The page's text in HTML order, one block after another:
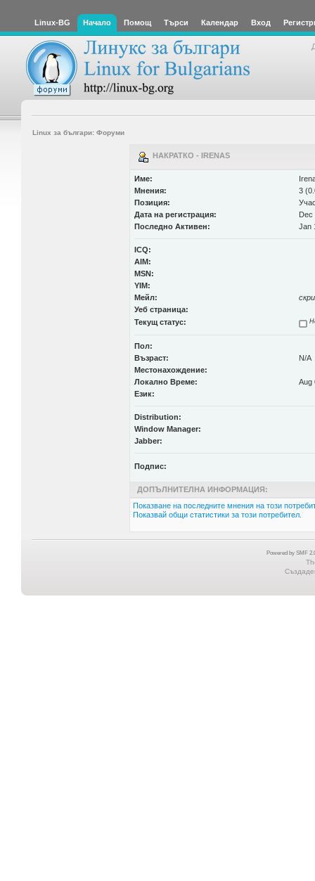
Linux-BG Начало Помощ Търси Календар Вход
Linux за българи: Форуми
НАКРАТКО - IRENAS
Име:
Мнения:
3
Позиция:
Дата на регистрация:
Dec
Последно Активен:
Jan
ICQ:
AIM:
MSN:
YIM:
Мейл:
Уеб страница:
Текущ статус:
Пол:
Възраст:
N/A
Местонахождение:
Локално Време:
Aug
Език:
Distribution:
Window Manager:
Jabber:
Подпис:
ДОПЪЛНИТЕЛНА ИНФОРМАЦИЯ:
Показване на последните мнения на този
Показвай общи статистики за този потребител.
Powered by SMF